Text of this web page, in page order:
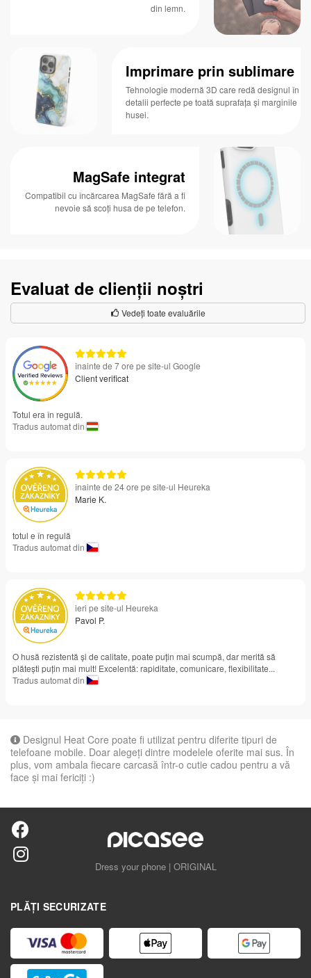
din lemn.
Imprimare prin sublimare
Tehnologie modernă 3D care redă designul în
detalii perfecte pe toată suprafața și marginile
husei.
MagSafe integrat
Compatibil cu încărcarea MagSafe fără a fi
nevoie să scoți husa de pe telefon.
Evaluat de clienții noștri
Vedeți toate evaluările
înainte de 7 ore pe site-ul Google
Client verificat
Totul era în regulă.
Tradus automat din
înainte de 24 ore pe site-ul Heureka
Marie K.
totul e în regulă
Tradus automat din
ieri pe site-ul Heureka
Pavol P.
O husă rezistentă și de calitate, poate puțin mai scumpă, dar merită să
plătești puțin mai mult! Excelentă: rapiditate, comunicare, flexibilitate...
Tradus automat din
Designul Heat Core poate fi utilizat pentru diferite tipuri de
telefoane mobile. Doar alegeţi dintre modelele oferite mai sus. În
plus, vom ambala fiecare carcasă într-o cutie cadou pentru a vă
face și mai fericiți :)
Dress your phone | ORIGINAL
PLĂȚI SECURIZATE